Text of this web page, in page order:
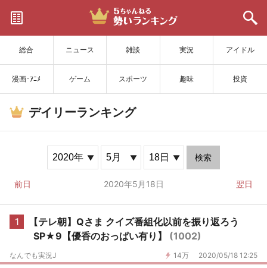
総合 ニュース 雑談 実況 アイドル
漫画･ｱﾆﾒ ゲーム スポーツ 趣味 投資
サイトを更新
デイリーランキング
検索
前日 2020年5月18日 翌日
1
【テレ朝】Qさま クイズ番組化以前を振り返ろう
SP★9【優香のおっぱい有り】 (1002)
14万 2020/05/18 12:25
なんでも実況J